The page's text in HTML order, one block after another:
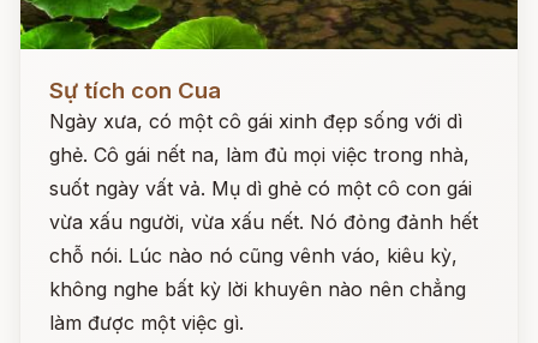
Sự tích con Cua
Ngày xưa, có một cô gái xinh đẹp sống với dì
ghẻ. Cô gái nết na, làm đủ mọi việc trong nhà,
suốt ngày vất vả. Mụ dì ghẻ có một cô con gái
vừa xấu người, vừa xấu nết. Nó đỏng đảnh hết
chỗ nói. Lúc nào nó cũng vênh váo, kiêu kỳ,
không nghe bất kỳ lời khuyên nào nên chẳng
làm được một việc gì.